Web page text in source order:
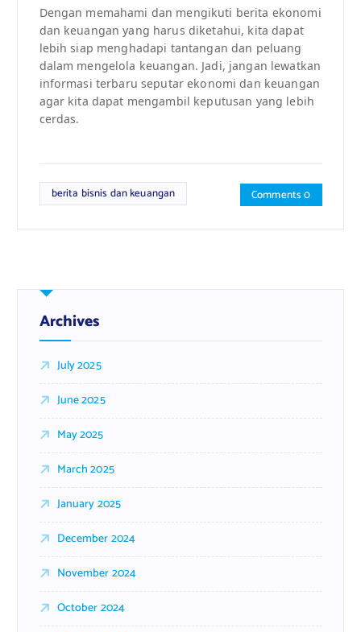
Dengan memahami dan mengikuti berita ekonomi
dan keuangan yang harus diketahui, kita dapat
lebih siap menghadapi tantangan dan peluang
dalam mengelola keuangan. Jadi, jangan lewatkan
informasi terbaru seputar ekonomi dan keuangan
agar kita dapat mengambil keputusan yang lebih
cerdas.
berita bisnis dan keuangan Comments 0
Archives
July 2025
June 2025
May 2025
March 2025
January 2025
December 2024
November 2024
October 2024